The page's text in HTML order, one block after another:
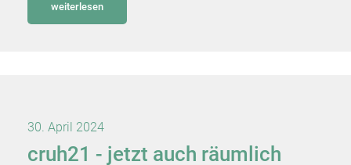
weiterlesen
30. April 2024
cruh21 - jetzt auch räumlich